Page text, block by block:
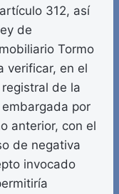
312, así
de
Tormo
verificar, en el
de la
por
anterior, con el
de negativa
invocado